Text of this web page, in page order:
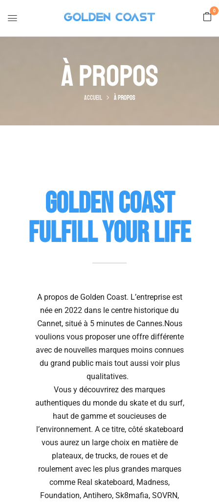
0
À Propos
Accueil à propos
Golden Coast
FULFILL YOUR LIFE
A propos de Golden Coast. L’entreprise est
née en 2022 dans le centre historique du
Cannet, situé à 5 minutes de Cannes.Nous
voulions vous proposer une offre différente
avec de nouvelles marques moins connues
du grand public mais tout aussi voir plus
qualitatives.
Vous y découvrirez des marques
authentiques du monde du skate et du surf,
haut de gamme et soucieuses de
l’environnement. A ce titre, côté skateboard
vous aurez un large choix en matière de
plateaux, de trucks, de roues et de
roulement avec les plus grandes marques
comme Real skateboard, Madness,
Foundation, Antihero, Sk8mafia, SOVRN,